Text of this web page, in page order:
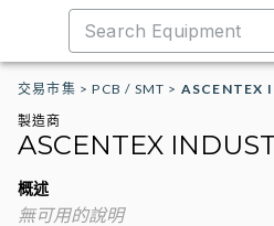
交易市集 >PCB / SMT > ASCENTEX
製造商
ASCENTEX
概述
無可用的說明